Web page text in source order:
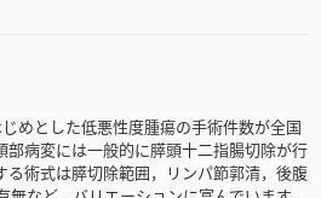
めとした低悪性度腫瘍の手術件数が全国
部病変には一般的に膵頭十二指腸切除が行
る術式は膵切除範囲，リンパ節郭清，後腹